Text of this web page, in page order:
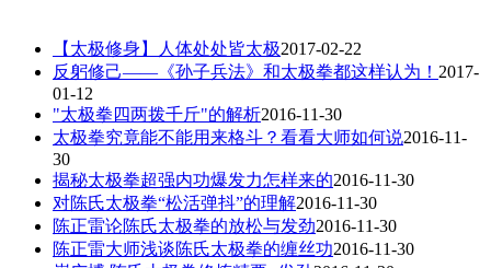
【太极修身】人体处处皆太极2017-02-22
反躬修己——《孙子兵法》和太极拳都这样认为！ 2017-
01-12
"太极拳四两拨千斤"的解析2016-11-30
太极拳究竟能不能用来格斗？看看大师如何说2016-11-
30
揭秘太极拳超强内功爆发力怎样来的2016-11-30
对陈氏太极拳“松活弹抖”的理解2016-11-30
陈正雷论陈氏太极拳的放松与发劲2016-11-30
陈正雷大师浅谈陈氏太极拳的缠丝功2016-11-30